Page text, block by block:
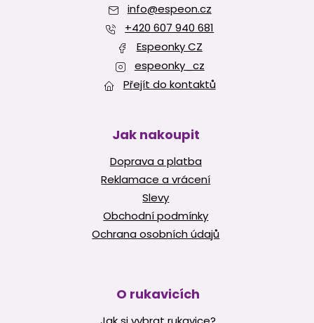
info@espeon.cz
+420 607 940 681
Espeonky CZ
espeonky_cz
Přejít do kontaktů
Jak nakoupit
Doprava a platba
Reklamace a vrácení
Slevy
Obchodní podmínky
Ochrana osobních údajů
O rukavicích